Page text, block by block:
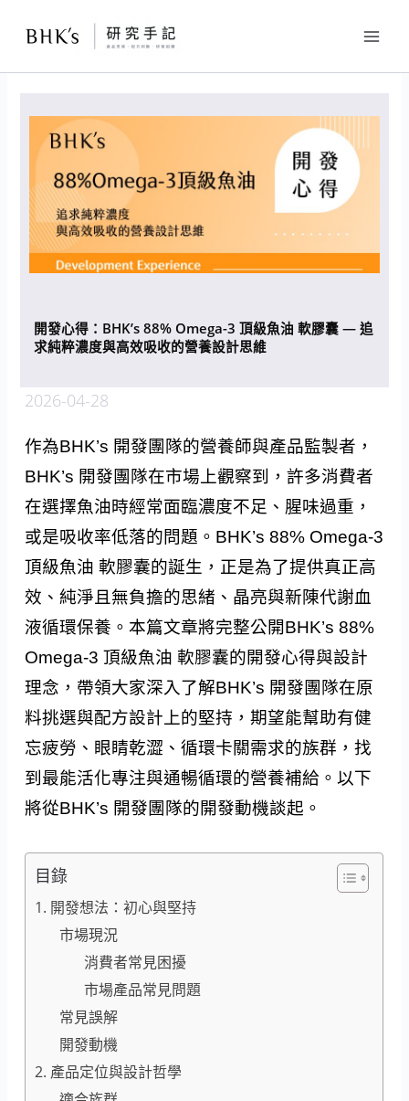
要
開發心得：BHK’s 88% Omega-3 頂級魚油 軟膠囊 — 追
求純粹濃度與高效吸收的營養設計思維
2026-04-28
作為BHK’s 開發團隊的營養師與產品監製者，
BHK’s 開發團隊在市場上觀察到，許多消費者
在選擇魚油時經常面臨濃度不足、腥味過重，
或是吸收率低落的問題。BHK’s 88% Omega-3
頂級魚油 軟膠囊的誕生，正是為了提供真正高
效、純淨且無負擔的思緒、晶亮與新陳代謝血
液循環保養。本篇文章將完整公開BHK’s 88%
Omega-3 頂級魚油 軟膠囊的開發心得與設計
理念，帶領大家深入了解BHK’s 開發團隊在原
料挑選與配方設計上的堅持，期望能幫助有健
忘疲勞、眼睛乾澀、循環卡關需求的族群，找
到最能活化專注與通暢循環的營養補給。以下
將從BHK’s 開發團隊的開發動機談起。
目錄
1. 開發想法：初心與堅持
市場現況
消費者常見困擾
市場產品常見問題
常見誤解
開發動機
2. 產品定位與設計哲學